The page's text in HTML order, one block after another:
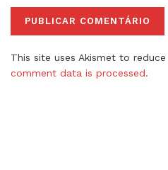
This site uses Akismet to reduce
comment data is processed.